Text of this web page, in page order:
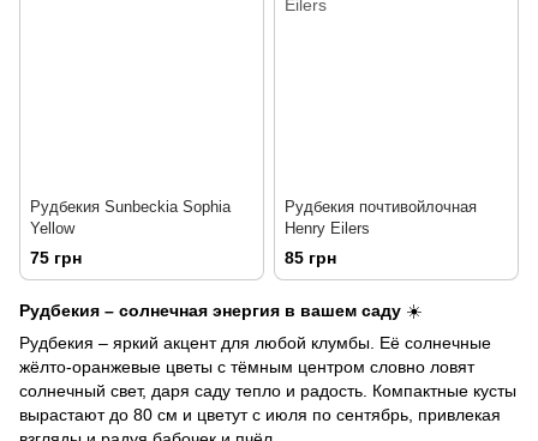
Рудбекия Sunbeckia Sophia
Yellow
75 грн
Рудбекия почтивойлочная
Henry Eilers
85 грн
Рудбекия – солнечная энергия в вашем саду ☀️
Рудбекия – яркий акцент для любой клумбы. Её солнечные
жёлто-оранжевые цветы с тёмным центром словно ловят
солнечный свет, даря саду тепло и радость. Компактные кусты
вырастают до 80 см и цветут с июля по сентябрь, привлекая